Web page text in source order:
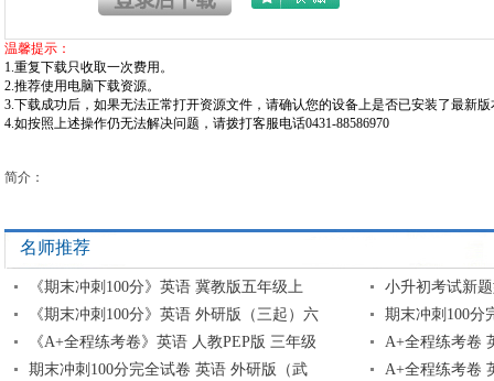
温馨提示：
1.重复下载只收取一次费用。
2.推荐使用电脑下载资源。
3.下载成功后，如果无法正常打开资源文件，请确认您的设备上是否已安装了最新版
4.如按照上述操作仍无法解决问题，请拨打客服电话0431-88586970
简介：
名师推荐
《期末冲刺100分》英语 冀教版五年级上
《期末冲刺100分》英语 外研版（三起）六
《A+全程练考卷》英语 人教PEP版 三年级
期末冲刺100分完全试卷 英语 外研版（武
小升初考试新
期末冲刺100分
A+全程练考卷
A+全程练考卷